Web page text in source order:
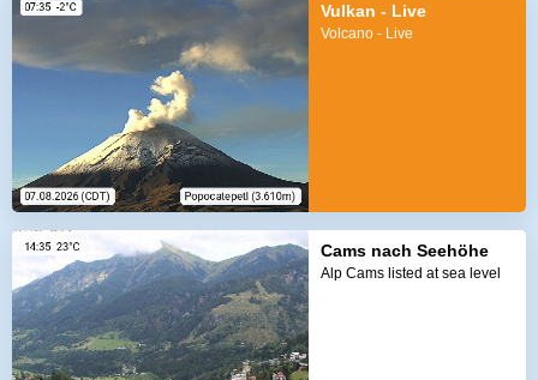
Vulkan - Live
Volcano - Live
Cams nach Seehöhe
Alp Cams listed at sea level